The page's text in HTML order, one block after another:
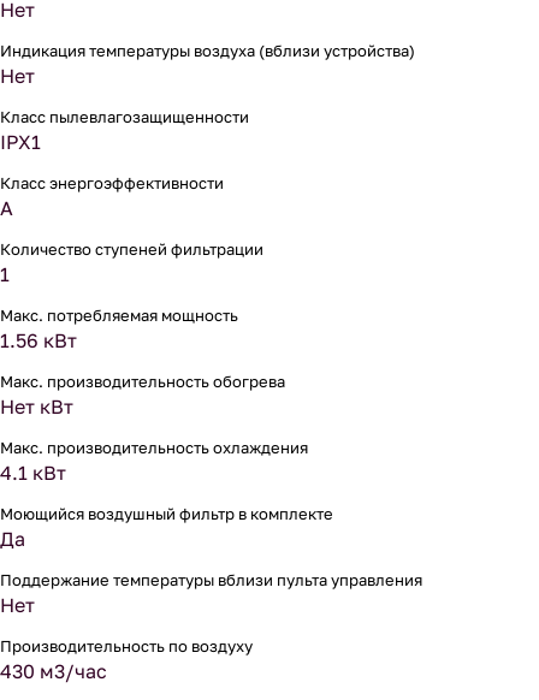
Нет
Индикация температуры воздуха (вблизи устройства)
Нет
Класс пылевлагозащищенности
IPX1
Класс энергоэффективности
A
Количество ступеней фильтрации
1
Макс. потребляемая мощность
1.56 кВт
Макс. производительность обогрева
Нет кВт
Макс. производительность охлаждения
4.1 кВт
Моющийся воздушный фильтр в комплекте
Да
Поддержание температуры вблизи пульта управления
Нет
Производительность по воздуху
430 м3/час